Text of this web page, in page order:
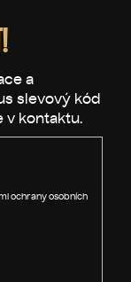
ochrany osobních